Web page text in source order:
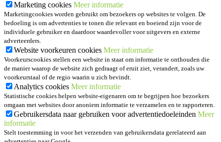
Marketing cookies Meer informatie
Marketingcookies worden gebruikt om bezoekers op websites te volgen. De
bedoeling is om advertenties te tonen die relevant en boeiend zijn voor de
individuele gebruiker en daardoor waardevoller voor uitgevers en externe
adverteerders.
Website voorkeuren cookies Meer informatie
Voorkeurscookies stellen een website in staat om informatie te onthouden die
de manier waarop de website zich gedraagt of eruit ziet, verandert, zoals uw
voorkeurstaal of de regio waarin u zich bevindt.
Analytics cookies Meer informatie
Statistische cookies helpen website-eigenaren om te begrijpen hoe bezoekers
omgaan met websites door anoniem informatie te verzamelen en te rapporteren.
Gebruikersdata naar gebruiken voor advertentiedoeleinden Meer
informatie
Stelt toestemming in voor het verzenden van gebruikersdata gerelateerd aan